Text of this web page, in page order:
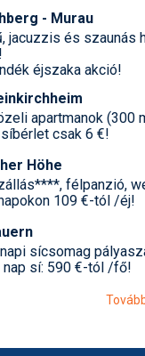
- Murau
jacuzzis és szaunás
éjszaka akció!
apartmanok (300
csak 6 €!
Höhe
félpanzió,
109 €-tól /éj!
sícsomag
nap sí: 590 €-tól /fő!